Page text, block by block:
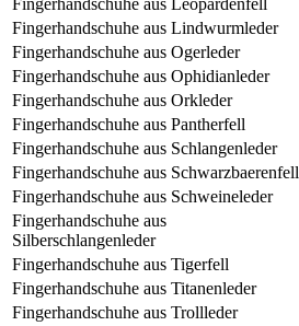
Fingerhandschuhe aus Leopardenfell
Fingerhandschuhe aus Lindwurmleder
Fingerhandschuhe aus Ogerleder
Fingerhandschuhe aus Ophidianleder
Fingerhandschuhe aus Orkleder
Fingerhandschuhe aus Pantherfell
Fingerhandschuhe aus Schlangenleder
Fingerhandschuhe aus Schwarzbaerenfell
Fingerhandschuhe aus Schweineleder
Fingerhandschuhe aus
Silberschlangenleder
Fingerhandschuhe aus Tigerfell
Fingerhandschuhe aus Titanenleder
Fingerhandschuhe aus Trollleder